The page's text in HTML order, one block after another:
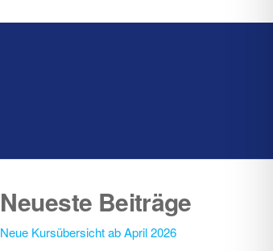
Neueste Beiträge
Neue Kursübersicht ab April 2026